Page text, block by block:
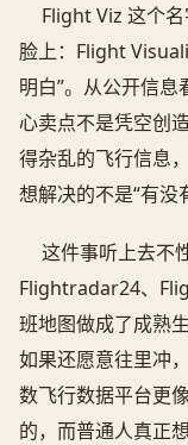
Flight Viz 这个
脸上：Flight
明白”。从公开信
心卖点不是凭空创
得杂乱的飞行信息
想解决的不是“有没
这件事听上去不
Flightradar24、
班地图做成了成熟
如果还愿意往里冲
数飞行数据平台更
的，而普通人真正